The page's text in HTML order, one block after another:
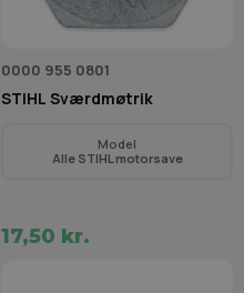
0000 955 0801
STIHL Sværdmøtrik
Model
Alle STIHL motorsave
17,50 kr.